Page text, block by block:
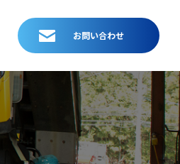
お問い合わせ